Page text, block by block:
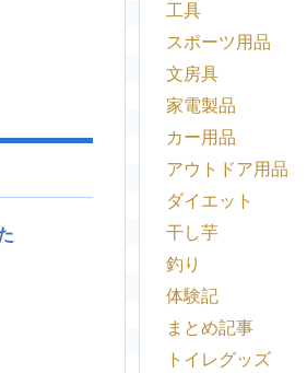
工具
スポーツ用品
文房具
家電製品
カー用品
アウトドア用品
ダイエット
干し芋
釣り
体験記
まとめ記事
トイレグッズ